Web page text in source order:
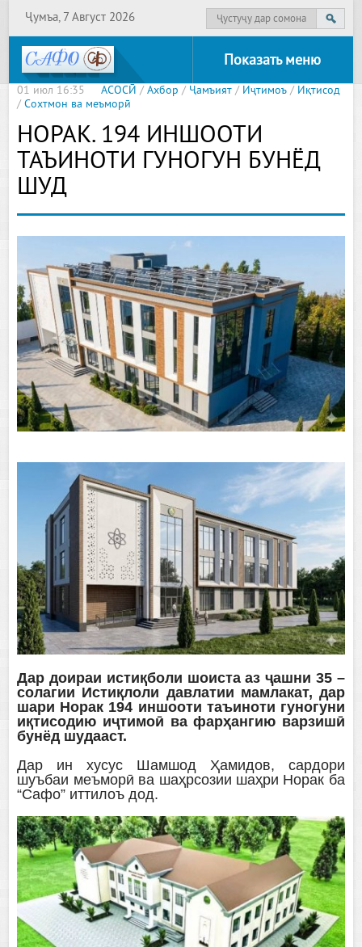
Ҷумъа, 7 Август 2026
Показать меню
01 июл 16:35 АСОСӢ /Ахбор / Ҷамъият / Иҷтимоъ / Иқтисод
/Сохтмон ва меъморӣ
НОРАК. 194 ИНШООТИ
ТАЪИНОТИ ГУНОГУН БУНЁД
ШУД
Дар доираи истиқболи шоиста аз ҷашни 35 –
солагии Истиқлоли давлатии мамлакат, дар
шари Норак 194 иншооти таъиноти гуногуни
иқтисодию иҷтимоӣ ва фарҳангию варзишӣ
бунёд шудааст.
Дар ин хусус Шамшод Ҳамидов, сардори
шуъбаи меъморӣ ва шаҳрсозии шаҳри Норак ба
“Сафо” иттилоъ дод.